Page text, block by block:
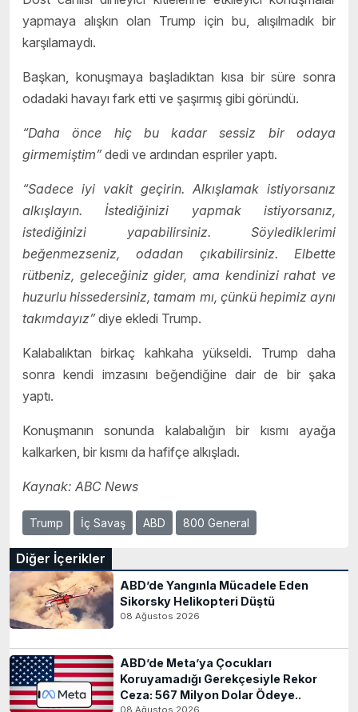
yapmaya alışkın olan Trump için bu, alışılmadık bir
karşılamaydı.
Başkan, konuşmaya başladıktan kısa bir süre sonra
odadaki havayı fark etti ve şaşırmış gibi göründü.
“Daha önce hiç bu kadar sessiz bir odaya
girmemiştim”dedi ve ardından espriler yaptı.
“Sadece iyi vakit geçirin. Alkışlamak istiyorsanız
alkışlayın. İstediğinizi yapmak istiyorsanız,
istediğinizi yapabilirsiniz. Söylediklerimi
beğenmezseniz, odadan çıkabilirsiniz. Elbette
rütbeniz, geleceğiniz gider, ama kendinizi rahat ve
huzurlu hissedersiniz, tamam mı, çünkü hepimiz aynı
takımdayız”diye ekledi Trump.
Kalabalıktan birkaç kahkaha yükseldi. Trump daha
sonra kendi imzasını beğendiğine dair de bir şaka
yaptı.
Konuşmanın sonunda kalabalığın bir kısmı ayağa
kalkarken, bir kısmı da hafifçe alkışladı.
Kaynak: ABC News
Trump İç Savaş ABD 800 General
Diğer İçerikler
ABD’de Yangınla Mücadele Eden
Sikorsky Helikopteri Düştü
08 Ağustos 2026
ABD’de Meta’ya Çocukları
Koruyamadığı Gerekçesiyle Rekor
Ceza: 567 Milyon Dolar Ödeye..
08 Ağustos 2026